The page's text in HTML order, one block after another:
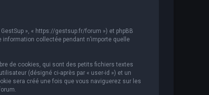
», « https://gestsup.fr/forum ») et phpBB
information collectée pendant n’importe quelle
de cookies, qui sont des petits fichiers textes
(désigné ci-après par « user-id ») et un
sera créé une fois que vous naviguerez sur les